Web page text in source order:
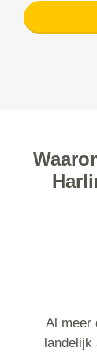
Al meer
landelijk